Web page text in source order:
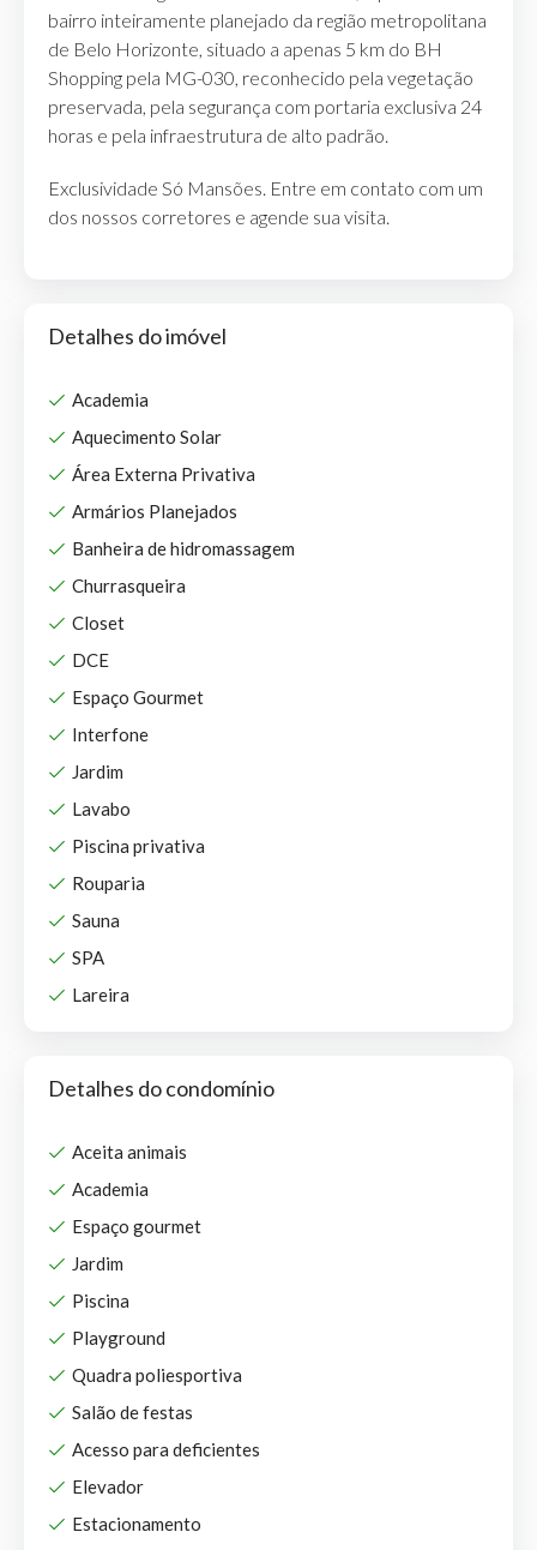
bairro inteiramente planejado da região metropolitana
de Belo Horizonte, situado a apenas 5 km do BH
Shopping pela MG-030, reconhecido pela vegetação
preservada, pela segurança com portaria exclusiva 24
horas e pela infraestrutura de alto padrão.
Exclusividade Só Mansões. Entre em contato com um
dos nossos corretores e agende sua visita.
Detalhes do imóvel
Academia
Aquecimento Solar
Área Externa Privativa
Armários Planejados
Banheira de hidromassagem
Churrasqueira
Closet
DCE
Espaço Gourmet
Interfone
Jardim
Lavabo
Piscina privativa
Rouparia
Sauna
SPA
Lareira
Detalhes do condomínio
Aceita animais
Academia
Espaço gourmet
Jardim
Piscina
Playground
Quadra poliesportiva
Salão de festas
Acesso para deficientes
Elevador
Estacionamento